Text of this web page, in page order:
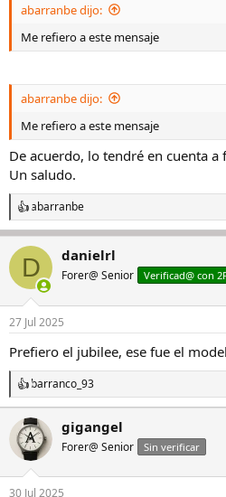
abarranbe dijo:
Me refiero a este mensaje
abarranbe dijo:
Me refiero a este mensaje
De acuerdo, lo tendré en cuenta a
Un saludo.
R
e
c
i
e
:
abarranbe
D danielrl
Forer@ Senior Verificad@ con
27 Jul 2025
Prefiero el jubilee, ese fue el
R
e
a
c
c
i
o
n
barranco_93
gigangel
Forer@ Senior Sin verificar
30 Jul 2025